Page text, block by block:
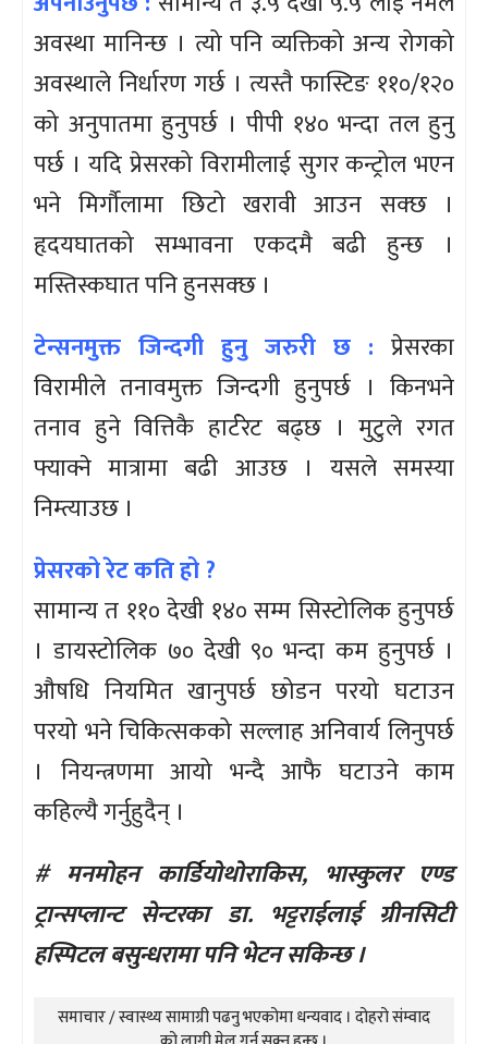
अवस्था मानिन्छ । त्यो पनि व्यक्तिको अन्य रोगको
अवस्थाले निर्धारण गर्छ । त्यस्तै फास्टिङ ११०/१२०
को अनुपातमा हुनुपर्छ । पीपी १४० भन्दा तल हुनु
पर्छ । यदि प्रेसरको विरामीलाई सुगर कन्ट्रोल भएन
भने मिर्गौलामा छिटो खरावी आउन सक्छ ।
हृदयघातको सम्भावना एकदमै बढी हुन्छ ।
मस्तिस्कघात पनि हुनसक्छ ।
टेन्सनमुक्त जिन्दगी हुनु जरुरी छ : प्रेसरका
विरामीले तनावमुक्त जिन्दगी हुनुपर्छ । किनभने
तनाव हुने वित्तिकै हार्टरेट बढ्छ । मुटुले रगत
फ्याक्ने मात्रामा बढी आउछ । यसले समस्या
निम्त्याउछ ।
प्रेसरको रेट कति हो ?
सामान्य त ११० देखी १४० सम्म सिस्टोलिक हुनुपर्छ
। डायस्टोलिक ७० देखी ९० भन्दा कम हुनुपर्छ ।
औषधि नियमित खानुपर्छ छोडन परयो घटाउन
परयो भने चिकित्सकको सल्लाह अनिवार्य लिनुपर्छ
। नियन्त्रणमा आयो भन्दै आफै घटाउने काम
कहिल्यै गर्नुहुदैन् ।
# मनमोहन कार्डियोथोराकिस, भास्कुलर एण्ड
ट्रान्सप्लान्ट सेन्टरका डा. भट्टराईलाई ग्रीनसिटी
हस्पिटल बसुन्धरामा पनि भेटन सकिन्छ ।
समाचार / स्वास्थ्य सामाग्री पढनु भएकोमा धन्यवाद । दोहरो संम्वाद